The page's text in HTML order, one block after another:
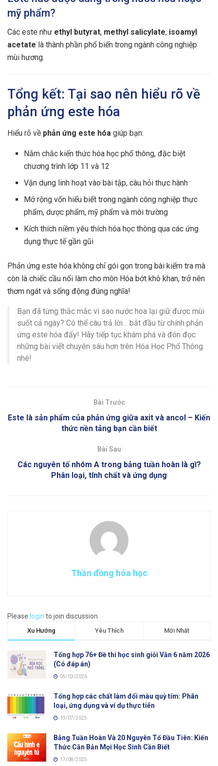
mỹ phẩm?
Các este như ethyl butyrat, methyl salicylate, isoamyl
acetate là thành phần phổ biến trong ngành công nghiệp
mùi hương.
Tổng kết: Tại sao nên hiểu rõ về
phản ứng este hóa
Hiểu rõ về phản ứng este hóa giúp bạn:
Nắm chắc kiến thức hóa học phổ thông, đặc biệt
chương trình lớp 11 và 12
Vận dụng linh hoạt vào bài tập, câu hỏi thực hành
Mở rộng vốn hiểu biết trong ngành công nghiệp thực
phẩm, dược phẩm, mỹ phẩm và môi trường
Kích thích niềm yêu thích hóa học thông qua các ứng
dụng thực tế gần gũi
Phản ứng este hóa không chỉ gói gọn trong bài kiểm tra mà
còn là chiếc cầu nối làm cho môn Hóa bớt khô khan, trở nên
thơm ngát và sống động đúng nghĩa!
Bạn đã từng thắc mắc vì sao nước hoa lại giữ được mùi
suốt cả ngày? Có thể câu trả lời… bắt đầu từ chính phản
ứng este hóa đấy! Hãy tiếp tục khám phá và đón đọc
những bài viết chuyên sâu hơn trên Hóa Học Phổ Thông
nhé!
Bài Trước
Este là sản phẩm của phản ứng giữa axit và ancol – Kiến
thức nền tảng bạn cần biết
Bài Sau
Các nguyên tố nhóm A trong bảng tuần hoàn là gì?
Phân loại, tính chất và ứng dụng
Thần đồng hóa học
Please login to join discussion
Xu Hướng Yêu Thích Mới Nhất
Tổng hợp 76+ Đề thi học sinh giỏi Văn 6 năm 2026
(Có đáp án)
05/03/2026
Tổng hợp các chất làm đổi màu quỳ tím: Phân
loại, ứng dụng và ví dụ thực tiễn
19/07/2025
Bảng Tuần Hoàn Và 20 Nguyên Tố Đầu Tiên: Kiến
Thức Căn Bản Mọi Học Sinh Cần Biết
17/08/2025